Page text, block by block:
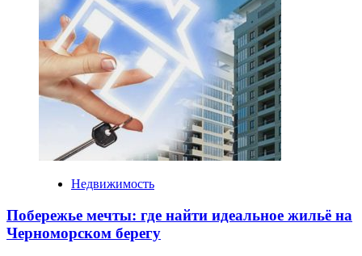
Недвижимость
Побережье мечты: где найти идеальное жильё на
Черноморском берегу